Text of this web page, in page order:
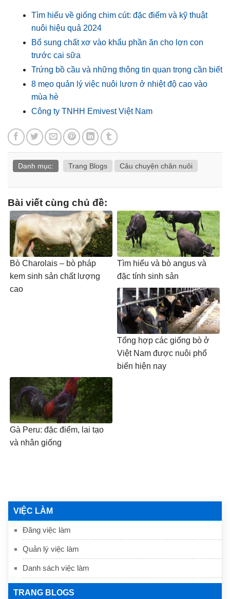
VIỆC LÀM
Đăng việc làm
Quản lý việc làm
Danh sách việc làm
TRANG BLOGS
Tìm hiểu về giống chim cút: đặc điểm và kỹ thuật
nuôi hiệu quả 2024
Bổ sung chất xơ vào khẩu phần ăn cho lợn con
trước cai sữa
Trứng bồ cầu và những thông tin quan trọng cần biết
8 mẹo quản lý việc nuôi lươn ở nhiệt độ cao vào
mùa hè
Công ty TNHH Emivest Việt Nam
Danh mục: Trang Blogs Câu chuyện chăn nuôi
Bài viết cùng chủ đề:
Bò Charolais – bò pháp
kem sinh sản chất lượng
cao
Tìm hiểu và bò angus và
đặc tính sinh sản
Tổng hợp các giống bò ở
Việt Nam được nuôi phổ
biến hiện nay
Gà Peru: đặc điểm, lai tạo
và nhân giống